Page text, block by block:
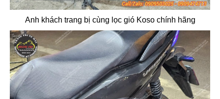
Anh khách trang bị cùng lọc gió Koso chính hãng